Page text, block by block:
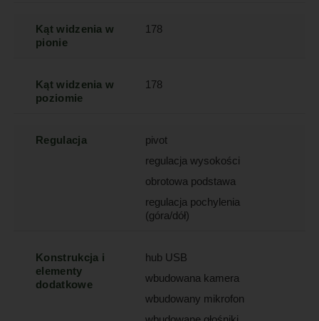
Kąt widzenia w
pionie
178
Kąt widzenia w
poziomie
178
Regulacja
pivot
regulacja wysokości
obrotowa podstawa
regulacja pochylenia
(góra/dół)
Konstrukcja i
elementy
dodatkowe
hub USB
wbudowana kamera
wbudowany mikrofon